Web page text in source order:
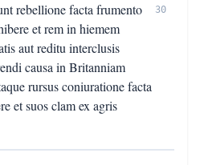
rebellione facta frumento
et rem in hiemem
aut reditu interclusis
causa in Britanniam
rursus coniuratione facta
et suos clam ex agris
30